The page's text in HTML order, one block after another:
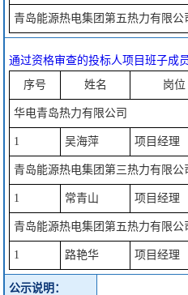
青岛能源热电集团第五热力有限公
通过资格审查的投标人项目班子成
序号
姓名 岗位
华电青岛热力有限公司
1 吴海萍 项目经理
青岛能源热电集团第三热力有限公
1 常青山 项目经理
青岛能源热电集团第五热力有限公
1 路艳华 项目经理
公示说明：